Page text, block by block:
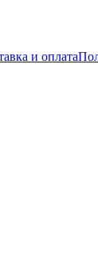
и оплата